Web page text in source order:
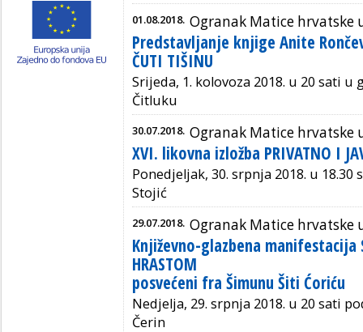
01.08.2018. Ogranak Matice hrvatske
Predstavljanje knjige Anite
ČUTI TIŠINU
Srijeda, 1. kolovoza 2018. u 20 sati
Čitluku
30.07.2018. Ogranak Matice hrvatske
XVI. likovna izložba PRIVATNO I
Ponedjeljak, 30. srpnja 2018. u
Stojić
29.07.2018. Ogranak Matice hrvatske
Književno-glazbena manifestacija
HRASTOM
posvećeni fra Šimunu Šiti Ćoriću
Nedjelja, 29. srpnja 2018. u 20 sati
Čerin